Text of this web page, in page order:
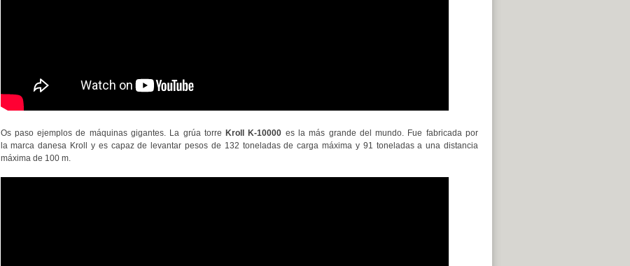
Os paso ejemplos de máquinas gigantes. La grúa torre Kroll K-10000 es la más grande del mundo. Fue fabricada por
la marca danesa Kroll y es capaz de levantar pesos de 132 toneladas de carga máxima y 91 toneladas a una distancia
máxima de 100 m.